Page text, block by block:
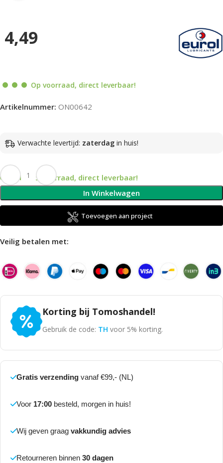
4,49
Op voorraad, direct leverbaar!
Artikelnummer: ON00642
Verwachte levertijd: zaterdag in huis!
Op voorraad, direct leverbaar!
In Winkelwagen
Toevoegen aan project
Veilig betalen met:
Korting bij Tomoshandel!
Gebruik de code: TH voor 5% korting.
Gratis verzending vanaf €99,- (NL)
Voor 17:00 besteld, morgen in huis!
Wij geven graag vakkundig advies
Retourneren binnen 30 dagen